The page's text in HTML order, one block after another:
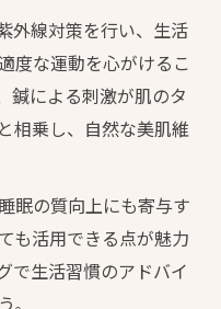
外線対策を行い、生活
度な運動を心がけるこ
鍼による刺激が肌のタ
相乗し、自然な美肌維
眠の質向上にも寄与す
も活用できる点が魅力
で生活習慣のアドバイ